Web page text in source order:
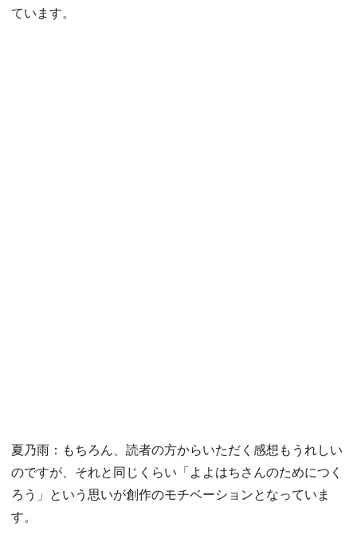
ています。
夏乃雨：もちろん、読者の方からいただく感想もうれしい
のですが、それと同じくらい「よよはちさんのためにつく
ろう」という思いが創作のモチベーションとなっていま
す。